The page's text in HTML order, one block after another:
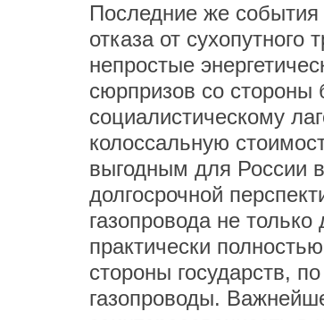
Последние же события
отказа от сухопутного
непростые
сюрпризов со стороны
социалистическому
колоссальную
выгодным для России
долгосрочной
газопровода не
практически
стороны государств,
газопроводы.